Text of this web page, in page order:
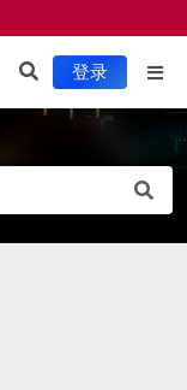
服务项目 指标安装
登录